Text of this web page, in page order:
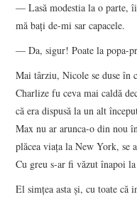
— Lasă modestia la o parte,
mă baţi de-mi sar capacele.
— Da, sigur! Poate la popa-
Mai târziu, Nicole se duse în
Charlize fu ceva mai caldă
că era dispusă la un alt
Max nu ar arunca-o din nou
plăcea viaţa la New York, se
Cu greu s-ar fi văzut înapoi
El simţea asta şi, cu toate că